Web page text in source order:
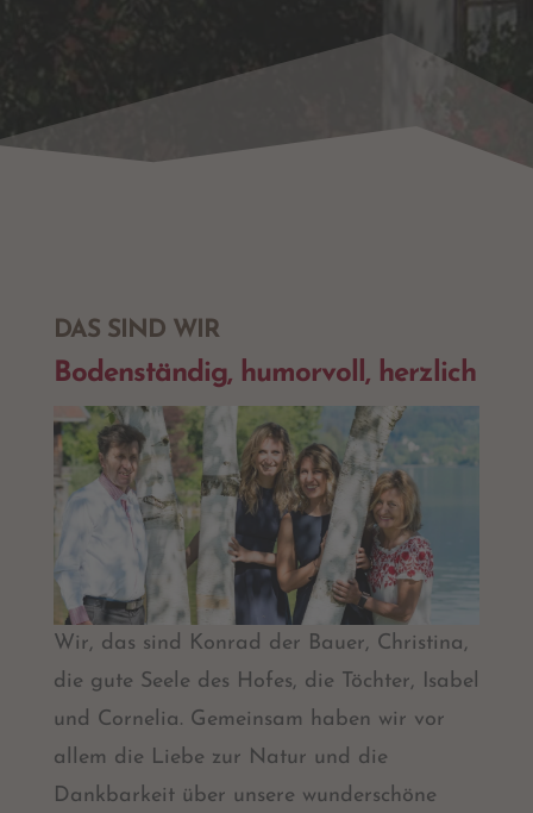
DAS SIND WIR
Bodenständig, humorvoll, herzlich
Wir, das sind Konrad der Bauer, Christina,
die gute Seele des Hofes, die Töchter, Isabel
und Cornelia. Gemeinsam haben wir vor
allem die Liebe zur Natur und die
Dankbarkeit über unsere wunderschöne